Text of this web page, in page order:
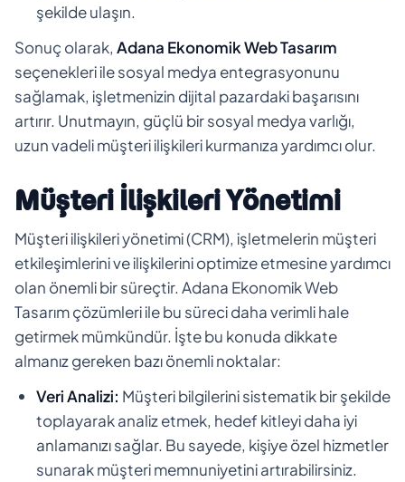
şekilde ulaşın.
Sonuç olarak, Adana Ekonomik Web Tasarım
seçenekleri ile sosyal medya entegrasyonunu
sağlamak, işletmenizin dijital pazardaki başarısını
artırır. Unutmayın, güçlü bir sosyal medya varlığı,
uzun vadeli müşteri ilişkileri kurmanıza yardımcı olur.
Müşteri İlişkileri Yönetimi
Müşteri ilişkileri yönetimi (CRM), işletmelerin müşteri
etkileşimlerini ve ilişkilerini optimize etmesine yardımcı
olan önemli bir süreçtir. Adana Ekonomik Web
Tasarım çözümleri ile bu süreci daha verimli hale
getirmek mümkündür. İşte bu konuda dikkate
almanız gereken bazı önemli noktalar:
Veri Analizi: Müşteri bilgilerini sistematik bir şekilde
toplayarak analiz etmek, hedef kitleyi daha iyi
anlamanızı sağlar. Bu sayede, kişiye özel hizmetler
sunarak müşteri memnuniyetini artırabilirsiniz.